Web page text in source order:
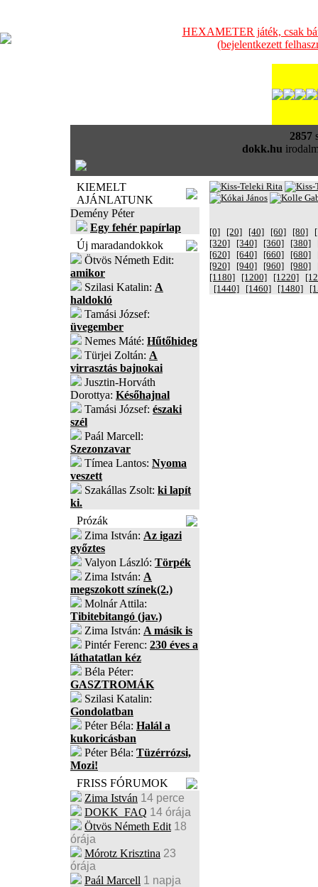
HEXAMETER játék, csak
(bejelentkezett
2857
dokk.hu
KIEMELT
AJÁNLATUNK
Demény Péter
Egy fehér papírlap
Új maradandokkok
Ötvös Németh Edit:
amikor
Szilasi Katalin: A
haldokló
Tamási József:
üvegember
Nemes Máté: Hűtőhideg
Türjei Zoltán: A
virrasztás bajnokai
Jusztin-Horváth
Dorottya: Későhajnal
Tamási József: északi
szél
Paál Marcell:
Szezonzavar
Tímea Lantos: Nyoma
veszett
Szakállas Zsolt: ki lapít
ki.
Prózák
Zima István: Az igazi
győztes
Valyon László: Törpék
Zima István: A
megszokott színek(2.)
Molnár Attila:
Tibitebitangó (jav.)
Zima István: A másik is
Pintér Ferenc: 230 éves a
láthatatlan kéz
Béla Péter:
GASZTROMÁK
Szilasi Katalin:
Gondolatban
Péter Béla: Halál a
kukoricásban
Péter Béla: Tüzérrózsi,
Mozi!
FRISS FÓRUMOK
Zima István 14 perce
DOKK_FAQ 14 órája
Ötvös Németh Edit 18
órája
Mórotz Krisztina 23
órája
Paál Marcell 1 napja
[0] [20] [40] [60] [80]
[320]
[340] [360] [380]
[620]
[640] [660] [680]
[920]
[940] [960] [980]
[1180]
[1200] [1220]
[1440]
[1460] [1480]